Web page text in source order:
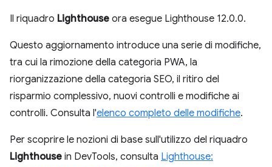
Il riquadro Lighthouse ora esegue Lighthouse 12.0.0.
Questo aggiornamento introduce una serie di modifiche,
tra cui la rimozione della categoria PWA, la
riorganizzazione della categoria SEO, il ritiro del
risparmio complessivo, nuovi controlli e modifiche ai
controlli. Consulta l'elenco completo delle modifiche.
Per scoprire le nozioni di base sull'utilizzo del riquadro
Lighthouse in DevTools, consulta Lighthouse: